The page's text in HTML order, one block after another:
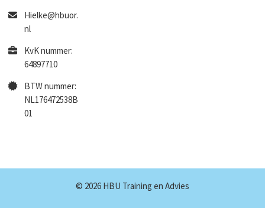
Hielke@hbuor.
nl
KvK nummer:
64897710
BTW nummer:
NL176472538B
01
© 2026 HBU Training en Advies